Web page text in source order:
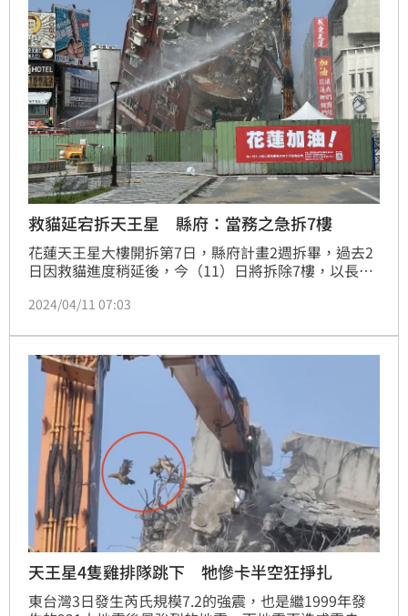
救貓延宕拆天王星 縣府：當務之急拆7樓
花蓮天王星大樓開拆第7日，縣府計畫2週拆畢，過去2
日因救貓進度稍延後，今（11）日將拆除7樓，以長臂
邊拆邊留意大樓內貓咪。
2024/04/11 07:03
天王星4隻雞排隊跳下 牠慘卡半空狂掙扎
東台灣3日發生芮氏規模7.2的強震，也是繼1999年發